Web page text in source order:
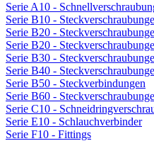
Serie A10 -
Serie B10 -
Serie B20 -
Serie B20 -
Serie B30 -
Serie B40 -
Serie B50 - Steckverbindungen
Serie B60 -
Serie C10 -
Serie E10 - Schlauchverbinder
Serie F10 - Fittings